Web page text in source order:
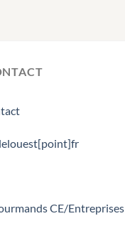
CE/Entreprises